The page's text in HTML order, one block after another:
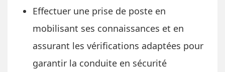
Effectuer une prise de poste en
mobilisant ses connaissances et en
assurant les vérifications adaptées pour
garantir la conduite en sécurité